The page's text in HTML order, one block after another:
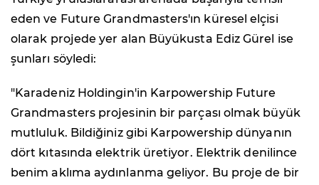
eden ve Future Grandmasters'ın küresel elçisi
olarak projede yer alan Büyükusta Ediz Gürel ise
şunları söyledi:
"Karadeniz Holdingin'in Karpowership Future
Grandmasters projesinin bir parçası olmak büyük
mutluluk. Bildiğiniz gibi Karpowership dünyanın
dört kıtasında elektrik üretiyor. Elektrik denilince
benim aklıma aydınlanma geliyor. Bu proje de bir